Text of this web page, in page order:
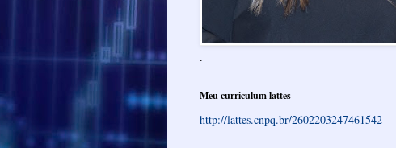
.
Meu curriculum lattes
http://lattes.cnpq.br/2602203247461542